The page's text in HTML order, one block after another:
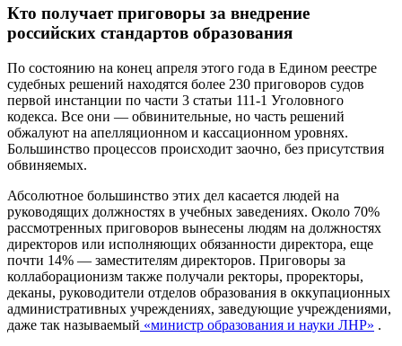
Кто получает приговоры за внедрение
российских стандартов образования
По состоянию на конец апреля этого года в Едином реестре
судебных решений находятся более 230 приговоров судов
первой инстанции по части 3 статьи 111-1 Уголовного
кодекса. Все они — обвинительные, но часть решений
обжалуют на апелляционном и кассационном уровнях.
Большинство процессов происходит заочно, без присутствия
обвиняемых.
Абсолютное большинство этих дел касается людей на
руководящих должностях в учебных заведениях. Около 70%
рассмотренных приговоров вынесены людям на должностях
директоров или исполняющих обязанности директора, еще
почти 14% — заместителям директоров. Приговоры за
коллаборационизм также получали ректоры, проректоры,
деканы, руководители отделов образования в оккупационных
административных учреждениях, заведующие учреждениями,
даже так называемый «министр образования и науки ЛНР» .